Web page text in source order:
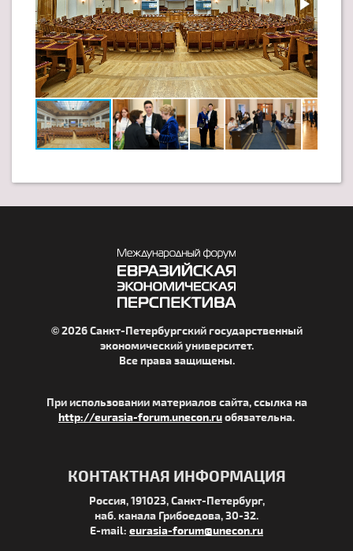
© 2026 Санкт-Петербургский государственный
экономический университет.
Все права защищены.
При использовании материалов сайта, ссылка на
http://eurasia-forum.unecon.ruобязательна.
КОНТАКТНАЯ ИНФОРМАЦИЯ
Россия, 191023, Санкт-Петербург,
наб. канала Грибоедова, 30-32.
E-mail: eurasia-forum@unecon.ru